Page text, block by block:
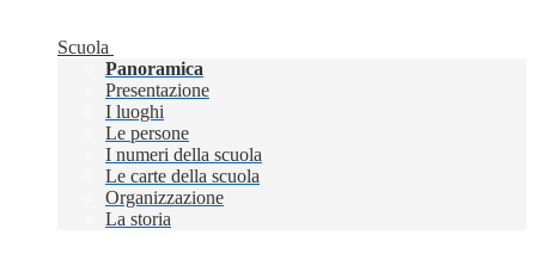
Scuola
Panoramica
Presentazione
I luoghi
Le persone
I numeri della scuola
Le carte della scuola
Organizzazione
La storia